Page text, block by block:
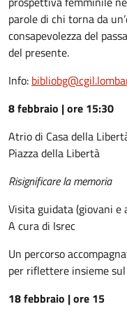
parole di chi torna da
consapevolezza del
del presente.
Info:
8 febbraio | ore 15:30
Atrio di Casa della
Piazza della Libertà
Risignificare la memoria
Visita guidata (giovani e
A cura di Isrec
Un percorso
per riflettere insieme
18 febbraio | ore 15